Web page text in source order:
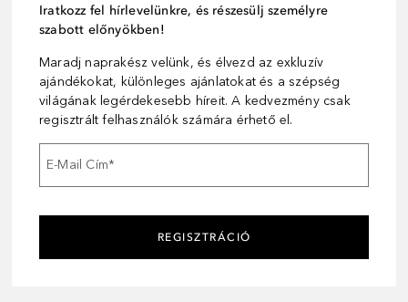
Iratkozz fel hírlevelünkre, és részesülj személyre
szabott előnyökben!
Maradj naprakész velünk, és élvezd az exkluzív
ajándékokat, különleges ajánlatokat és a szépség
világának legérdekesebb híreit. A kedvezmény csak
regisztrált felhasználók számára érhető el.
E-Mail Cím*
REGISZTRÁCIÓ